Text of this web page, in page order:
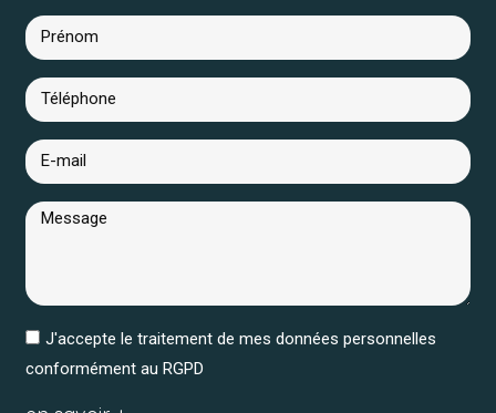
J'accepte le traitement de mes données personnelles
conformément au RGPD